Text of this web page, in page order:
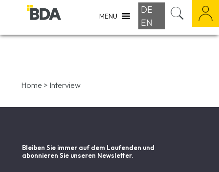
MENU
DE
EN
Home > Interview
Bleiben Sie immer auf dem Laufenden und
abonnieren Sie unseren Newsletter.